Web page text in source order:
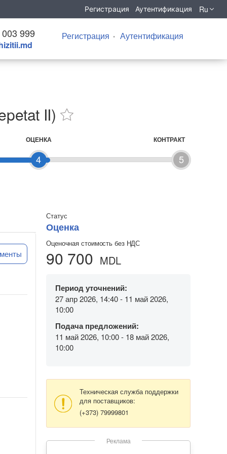
Регистрация Аутентификация Ru
999 Регистрация Аутентификация
II)
4
ОЦЕНКА
5
КОНТРАКТ
Статус
Оценка
Оценочная стоимость без НДС
90 700 MDL
Период уточнений:
27 апр 2026, 14:40 - 11 май 2026,
10:00
Подача предложений:
11 май 2026, 10:00 - 18 май 2026,
10:00
Техническая служба поддержки
для поставщиков:
(+373) 79999801
Реклама